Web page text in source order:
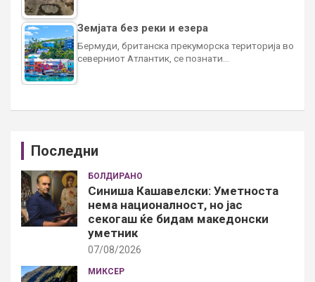
Земјата без реки и езера
Бермуди, британска прекуморска територија во
северниот Атлантик, се познати…
Последни
БОЛДИРАНО
Синиша Кашавелски: Уметноста
нема националност, но јас
секогаш ќе бидам македонски
уметник
07/08/2026
МИКСЕР